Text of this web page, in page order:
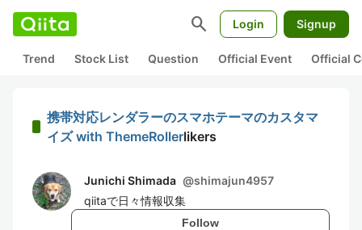
search Login Signup
Trend Stock List Question Official Event Official
携帯対応レンダラーのスマホテーマのカスタマ
イズ with ThemeRollerlikers
Junichi Shimada @shimajun4957
qiitaで日々情報収集
Follow